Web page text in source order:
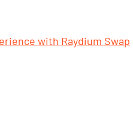
with Raydium Swap